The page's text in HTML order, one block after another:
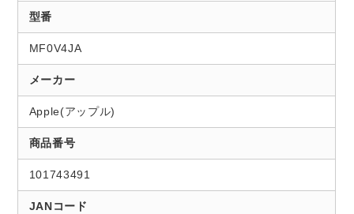
型番
MF0V4JA
メーカー
Apple(アップル)
商品番号
101743491
JANコード